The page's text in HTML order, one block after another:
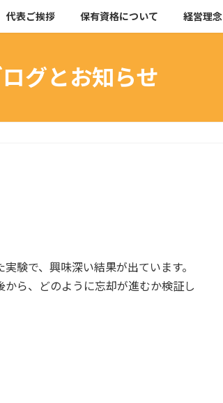
代表ご挨拶 保有資格について 経営理念
グとお知らせ
験で、興味深い結果が出ています。
ら、どのように忘却が進むか検証し